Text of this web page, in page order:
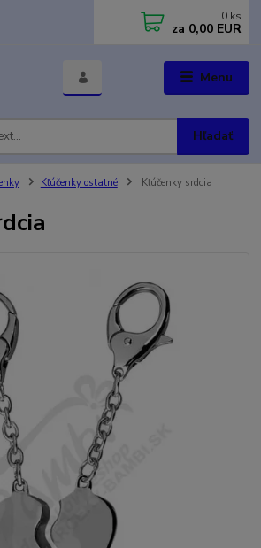
Menu
Hľadať
0 ks
za 0,00 EUR
Kľúčenky ostatné Kľúčenky srdcia